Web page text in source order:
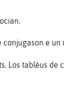
e
Los tablèus de